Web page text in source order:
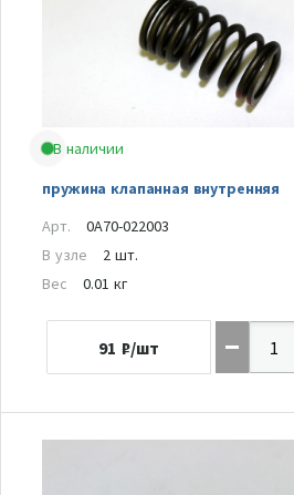
В наличии
пружина клапанная внутренняя
Арт.
0A70-022003
В узле
2 шт.
Вес
0.01 кг
91 ₽/шт